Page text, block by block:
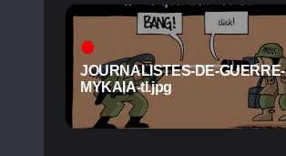
JOURNALISTES-DE-GUERRE-
MYKAIA-tl.jpg